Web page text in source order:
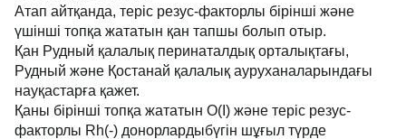
Атап айтқанда, теріс резус-факторлы бірінші және
үшінші топқа жататын қан тапшы болып отыр.
Қан Рудный қалалық перинаталдық орталықтағы,
Рудный және Қостанай қалалық ауруханаларындағы
науқастарға қажет.
Қаны бірінші топқа жататын О(І) және теріс резус-
факторлы Rh(-) донорлардыбүгін шұғыл түрде